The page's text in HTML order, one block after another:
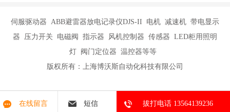
伺服驱动器 ABB避雷器放电记录仪DJS-II 电机 减速机 带电显示
器 压力开关 电磁阀 指示器 风机控制器 传感器 LED柜用照明
灯 阀门定位器 温控器等等
版权所有：上海博沃斯自动化科技有限公司
在线留言 短信 拔打电话 13564139236